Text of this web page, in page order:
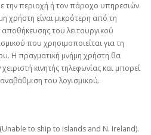
την περιοχή ή τον πάροχο υπηρεσιών.
χρήστη είναι μικρότερη από τη
του λειτουργικού
που χρησιμοποιείται για τη
Η πραγματική μνήμη χρήστη θα
κινητής τηλεφωνίας και μπορεί
του λογισμικού.
to ship to islands and N. Ireland).